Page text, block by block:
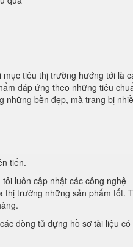
tiêu thị trường hướng tới là
đáp ứng theo những tiêu
những bền đẹp, mà trang bị
tiến.
luôn cập nhật các công nghệ
thị trường những sản phẩm tốt.
dòng tủ đựng hồ sơ tài liệu có